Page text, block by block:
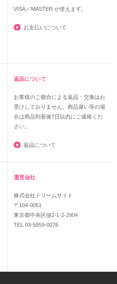
VISA／MASTER が使えます。
お支払いについて
返品について
お客様のご都合による返品・交換はお
受けしておりません。商品違い等の場
合は商品到着後7日以内にご連絡くだ
さい。
返品について
運営会社
株式会社ドリームサイト
〒104-0051
東京都中央区佃2-1-2-2904
TEL 03-5859-0076